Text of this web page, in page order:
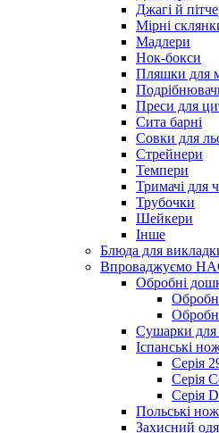
Джагі й
Мірні
Мадлери
Нок-бокси
Пляшки для
Преси для
Сита барні
Совки для
Стрейнери
Темпери
Тримачі для
Трубочки
Шейкери
Інше
Блюда для
Впроваджуємо
Обробні
Сушарки для
Іспанські
Серія
Серія
Серія
Польські
Захисний